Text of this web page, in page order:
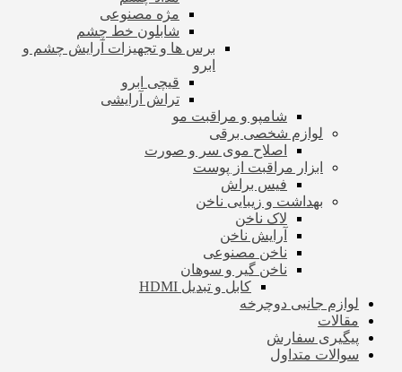
مژه مصنوعی
شابلون خط چشم
برس ها و تجهیزات آرایش چشم و
ابرو
قیچی ابرو
تراش آرایشی
شامپو و مراقبت مو
لوازم شخصی برقی
اصلاح موی سر و صورت
ابزار مراقبت از پوست
فیس براش
بهداشت و زیبایی ناخن
لاک ناخن
آرایش ناخن
ناخن مصنوعی
ناخن گیر و سوهان
کابل و تبدیل HDMI
لوازم جانبی دوچرخه
مقالات
پیگیری سفارش
سوالات متداول